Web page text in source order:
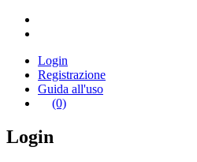
Login
Registrazione
Guida all'uso
(0)
Login